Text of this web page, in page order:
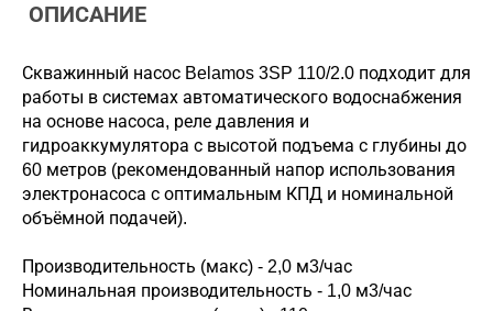
ОПИСАНИЕ
Скважинный насос Belamos 3SP 110/2.0 подходит для
работы в системах автоматического водоснабжения
на основе насоса, реле давления и
гидроаккумулятора с высотой подъема с глубины до
60 метров (рекомендованный напор использования
электронасоса с оптимальным КПД и номинальной
объёмной подачей).
Производительность (макс) - 2,0 м3/час
Номинальная производительность - 1,0 м3/час